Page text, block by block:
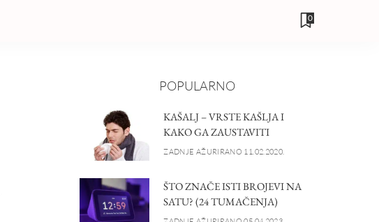
0
POPULARNO
KAŠALJ – VRSTE KAŠLJA I
KAKO GA ZAUSTAVITI
ZADNJE AŽURIRANO 11.02.2020.
ŠTO ZNAČE ISTI BROJEVI NA
SATU? (24 TUMAČENJA)